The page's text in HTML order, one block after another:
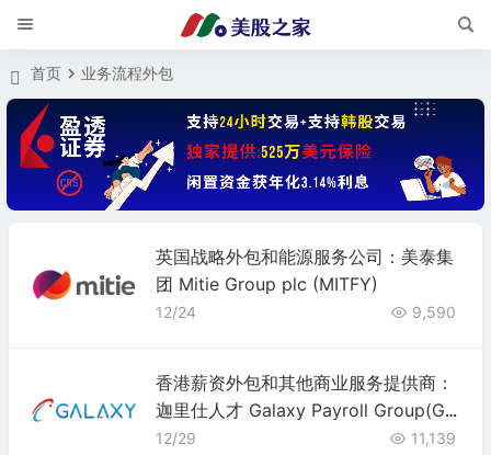
首页 业务流程外包
英国战略外包和能源服务公司：美泰集
团 Mitie Group plc (MITFY)
12/24 9,590
香港薪资外包和其他商业服务提供商：
迦里仕人才 Galaxy Payroll Group(GL
XG)
12/29 11,139